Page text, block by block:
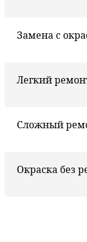
Замена с
Легкий
Сложный
Окраска без